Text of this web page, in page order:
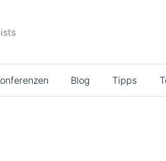
Blog Tipps